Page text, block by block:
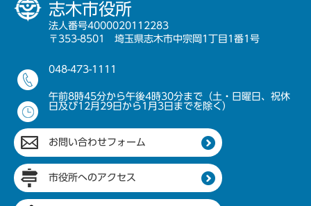
志木市役所
法人番号4000020112283
〒353-8501 埼玉県志木市中宗岡1丁目1番1号
048-473-1111
午前8時45分から午後4時30分まで（土・日曜日、祝休
日及び12月29日から1月3日までを除く）
お問い合わせフォーム
市役所へのアクセス